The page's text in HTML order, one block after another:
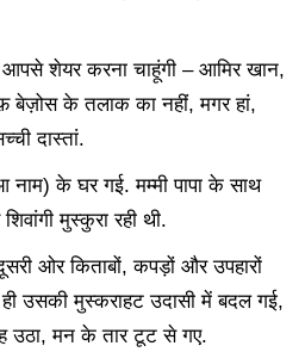
आपसे शेयर करना चाहूंगी – आमिर खान,
बेज़ोस के तलाक का नहीं, मगर हां,
दास्तां.
नाम) के घर गई. मम्मी पापा के साथ
मुस्कुरा रही थी.
ओर किताबों, कपड़ों और उपहारों
उसकी मुस्कराहट उदासी में बदल गई,
मन के तार टूट से गए.